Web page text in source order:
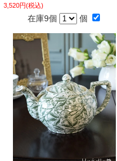
3,520円(税込)
在庫9個 個